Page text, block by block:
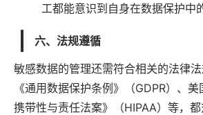
工都能意识到自身在数据保护中
六、法规遵循
敏感数据的管理还需符合相关的法律
《通用数据保护条例》（GDPR）、
携带性与责任法案》（HIPAA）等，